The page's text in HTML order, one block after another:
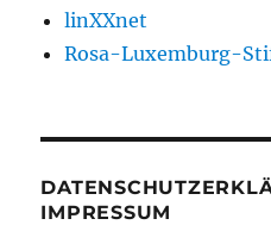
linXXnet
Rosa-Luxemburg-
IMPRESSUM